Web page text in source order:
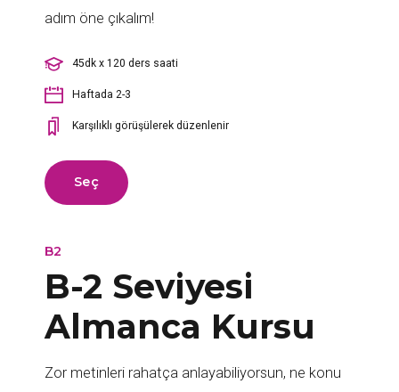
adım öne çıkalım!
45dk x 120 ders saati
Haftada 2-3
Karşılıklı görüşülerek düzenlenir
Seç
B2
B-2 Seviyesi
Almanca Kursu
Zor metinleri rahatça anlayabiliyorsun, ne konu